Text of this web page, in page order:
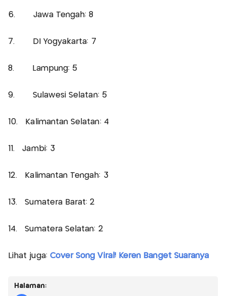
6. Jawa Tengah: 8
7. DI Yogyakarta: 7
8. Lampung: 5
9. Sulawesi Selatan: 5
10. Kalimantan Selatan: 4
11. Jambi: 3
12. Kalimantan Tengah: 3
13. Sumatera Barat: 2
14. Sumatera Selatan: 2
Lihat juga: Cover Song Viral! Keren Banget Suaranya
Halaman: